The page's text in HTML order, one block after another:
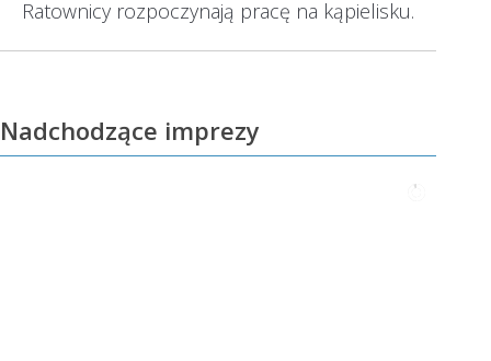
Następny
wpis:
Ratownicy rozpoczynają pracę na kąpielisku.
Nadchodzące imprezy